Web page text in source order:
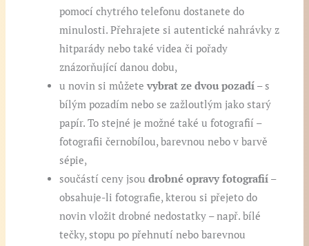
pomocí chytrého telefonu dostanete do
minulosti. Přehrajete si autentické nahrávky z
hitparády nebo také videa či pořady
znázorňující danou dobu,
u novin si můžetevybrat ze dvou pozadí – s
bílým pozadím nebo se zažloutlým jako starý
papír. To stejné je možné také u fotografií –
fotografii černobílou, barevnou nebo v barvě
sépie,
součástí ceny jsoudrobné opravy fotografií –
obsahuje-li fotografie, kterou si přejeto do
novin vložit drobné nedostatky – např. bílé
tečky, stopu po přehnutí nebo barevnou